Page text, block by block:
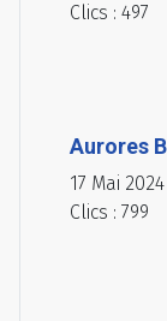
Clics : 497
Aurores
17 Mai 2024
Clics : 799